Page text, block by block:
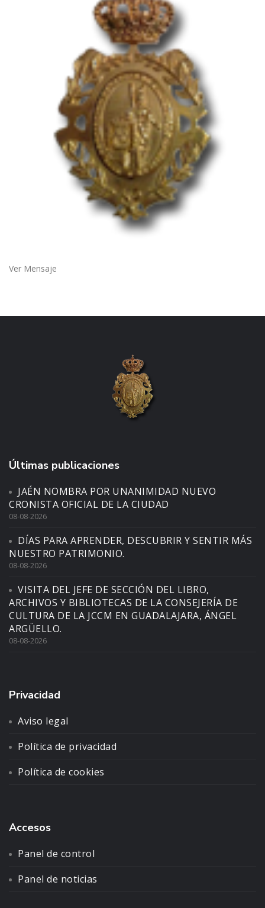
Ver Mensaje
Últimas publicaciones
JAÉN NOMBRA POR UNANIMIDAD NUEVO
CRONISTA OFICIAL DE LA CIUDAD
08-08-2026
DÍAS PARA APRENDER, DESCUBRIR Y SENTIR MÁS
NUESTRO PATRIMONIO.
08-08-2026
VISITA DEL JEFE DE SECCIÓN DEL LIBRO,
ARCHIVOS Y BIBLIOTECAS DE LA CONSEJERÍA DE
CULTURA DE LA JCCM EN GUADALAJARA, ÁNGEL
ARGÜELLO.
08-08-2026
Privacidad
Aviso legal
Política de privacidad
Política de cookies
Accesos
Panel de control
Panel de noticias